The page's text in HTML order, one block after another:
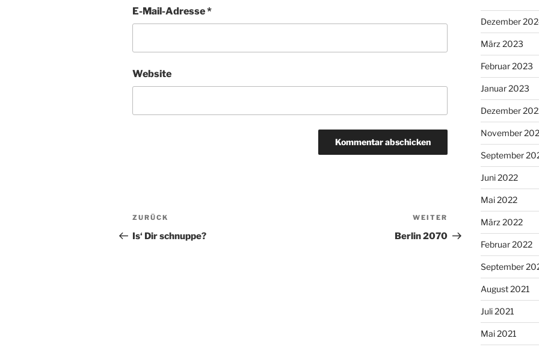
E-Mail-Adresse*
Website
Beitragsnavigation
Vorheriger
Beitrag
ZURÜCK
Is‘ Dir schnuppe?
Nächster
Beitrag
WEITER
Berlin 2070
Dezember
März 2023
Februar 2023
Januar 2023
Dezember
November
September
Juni 2022
Mai 2022
März 2022
Februar 2022
September
August 2021
Juli 2021
Mai 2021